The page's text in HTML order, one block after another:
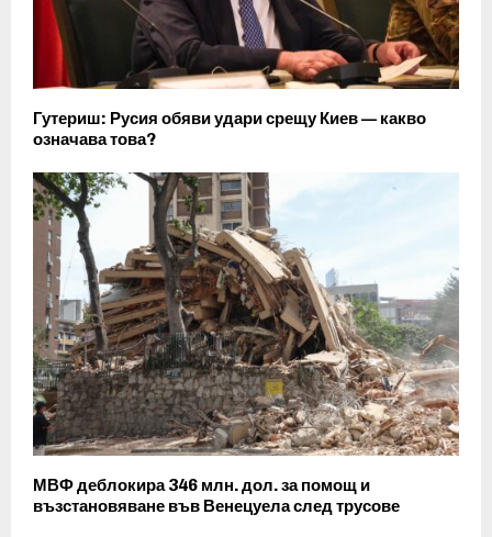
Гутериш: Русия обяви удари срещу Киев — какво
означава това?
МВФ деблокира 346 млн. дол. за помощ и
възстановяване във Венецуела след трусове